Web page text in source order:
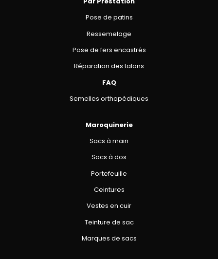
Pose de patins
Ressemelage
Pose de fers encastrés
Réparation des talons
FAQ
Semelles orthopédiques
Maroquinerie
Sacs à main
Sacs à dos
Portefeuille
Ceintures
Vestes en cuir
Teinture de sac
Marques de sacs